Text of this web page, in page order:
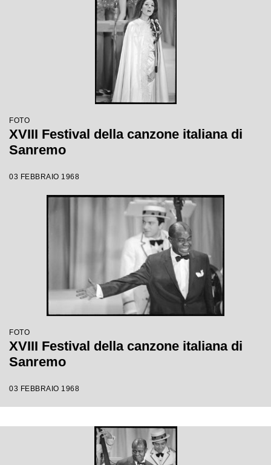
FOTO
XVIII Festival della canzone italiana di
Sanremo
03 FEBBRAIO 1968
FOTO
XVIII Festival della canzone italiana di
Sanremo
03 FEBBRAIO 1968